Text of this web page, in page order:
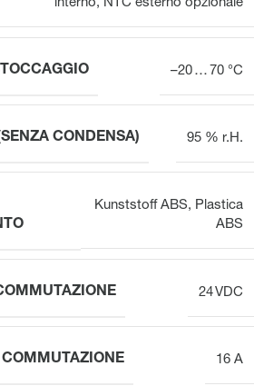
interno, NTC esterno opzionale
–20 … 70 °C
CONDENSA) 95 % r.H.
Kunststoff ABS, Plastica
ABS
24 VDC
16 A